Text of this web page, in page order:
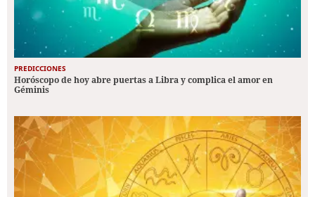
PREDICCIONES
Horóscopo de hoy abre puertas a Libra y complica el amor en
Géminis